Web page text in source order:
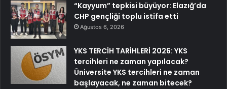
“Kayyum” tepkisi büyüyor: Elazığ’da
CHP gençliği toplu istifa etti
Ağustos 6, 2026
YKS TERCİH TARİHLERİ 2026: YKS
tercihleri ne zaman yapılacak?
Üniversite YKS tercihleri ne zaman
başlayacak, ne zaman bitecek?